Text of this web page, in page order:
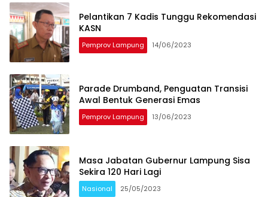
Pelantikan 7 Kadis Tunggu Rekomendasi
KASN
Pemprov Lampung 14/06/2023
Parade Drumband, Penguatan Transisi
Awal Bentuk Generasi Emas
Pemprov Lampung 13/06/2023
Masa Jabatan Gubernur Lampung Sisa
Sekira 120 Hari Lagi
Nasional 25/05/2023